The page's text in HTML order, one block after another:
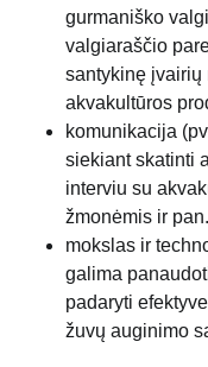
gurmaniško
valgiaraščio
santykinę įvairių
akvakultūros
komunikacija
siekiant skatinti
interviu su
žmonėmis ir
mokslas ir
galima
padaryti
žuvų auginimo